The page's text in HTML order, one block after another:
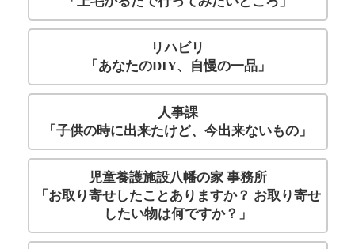
リハビリ
「あなたのDIY、自慢の一品」
人事課
「子供の時に出来たけど、今出来ないもの」
児童養護施設八幡の家 事務所
「お取り寄せしたことありますか？ お取り寄せ
したい物は何ですか？」